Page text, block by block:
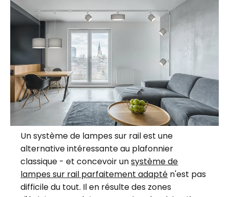
Un système de lampes sur rail est une
alternative intéressante au plafonnier
classique - et concevoir unsystème de
lampes sur rail parfaitement adapté n'est pas
difficile du tout. Il en résulte des zones